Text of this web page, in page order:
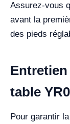
Assurez-vous
avant la
des pieds
table
Pour garantir